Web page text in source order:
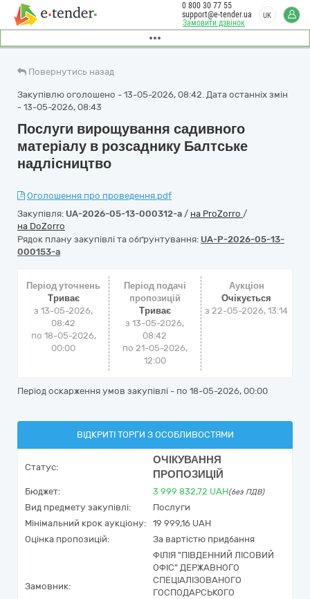
Замовити дзвінок
0 800 30 77 55
support@e-tender.ua
UK
Повернутись назад
Закупівлю оголошено - 13-05-2026, 08:42. Дата останніх змін
- 13-05-2026, 08:43
Послуги вирощування садивного
матеріалу в розсаднику Балтське
надлісництво
Оголошення про проведення.pdf
Закупівля: UA-2026-05-13-000312-a / на ProZorro /
на DoZorro
Рядок плану закупівлі та обґрунтування: UA-P-2026-05-13-
000153-a
Період уточнень
Триває
з 13-05-2026,
08:42
по 18-05-2026,
00:00
Період подачі
пропозицій
Триває
з 13-05-2026,
08:42
по 21-05-2026,
12:00
Аукціон
Очікується
з22-05-2026, 13:14
Період оскарження умов закупівлі - по 18-05-2026, 00:00
ВІДКРИТІ ТОРГИ З ОСОБЛИВОСТЯМИ
Статус:
ОЧІКУВАННЯ
ПРОПОЗИЦІЙ
Бюджет: 3 999 832,72 UAH(без ПДВ)
Вид предмету закупівлі:
Послуги
Мінімальний крок аукціону:
19 999,16 UAH
Оцінка пропозицій:
За вартістю придбання
Замовник:
ФІЛІЯ "ПІВДЕННИЙ ЛІСОВИЙ
ОФІС" ДЕРЖАВНОГО
СПЕЦІАЛІЗОВАНОГО
ГОСПОДАРСЬКОГО